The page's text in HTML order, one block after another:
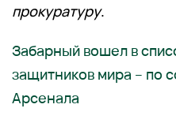
прокуратуру.
Забарный вошел в
защитников мира – по
Арсенала